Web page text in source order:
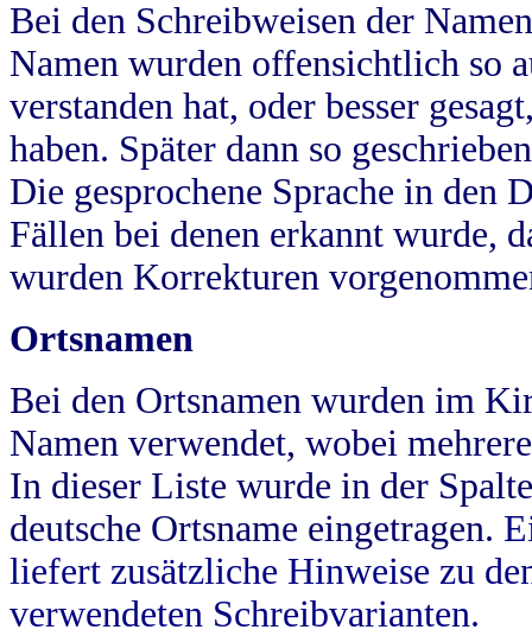
Bei den Schreibweisen der
Namen wurden offensichtlich so
verstanden hat, oder besser
haben. Später dann so
Die gesprochene Sprache in
Fällen bei denen erkannt wurde,
wurden Korrekturen
Ortsnamen
Bei den Ortsnamen wurden im
Namen verwendet, wobei
In dieser Liste wurde in der
deutsche Ortsname eingetragen.
liefert zusätzliche Hinweise zu
verwendeten Schreibvarianten.